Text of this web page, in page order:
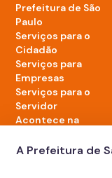
Prefeitura de São
Paulo
Serviços para o
Cidadão
Serviços para
Empresas
Serviços para o
Servidor
Acontece na
A Prefeitura de